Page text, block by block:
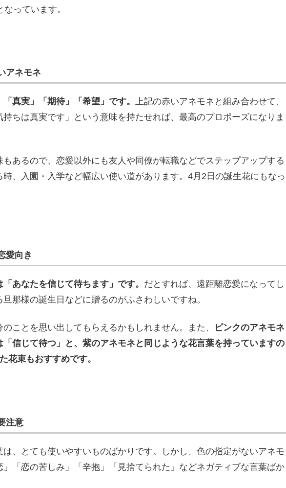
っています。
アネモネ
真実」「期待」「希望」です。
上記の赤いアネモネと組み合わせて、
ちは真実です」という意味を持たせれば、最高のプロポーズになりま
もあるので、恋愛以外にも友人や同僚が転職などでステップアップする
、入園・入学など幅広い使い道があります。4月2日の誕生花にもなっ
愛向き
あなたを信じて待ちます」です。 だとすれば、遠距離恋愛になってし
那様の誕生日などに贈るのがふさわしいですね。
ことを思い出してもらえるかもしれません。また、
ピンクのアネモネ
信じて待つ」と、紫のアネモネと同じような花言葉を持っていますの
花束もおすすめです。
注意
、とても使いやすいものばかりです。しかし、色の指定がないアネモ
「恋の苦しみ」「辛抱」「見捨てられた」などネガティブな言葉ばか